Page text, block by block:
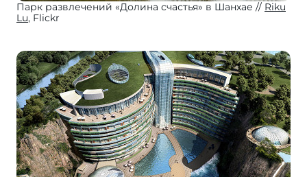
Парк развлечений «Долина счастья» в Шанхае
Riku
Lu, Flickr